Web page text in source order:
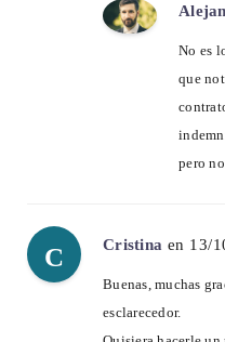
No es
que
pero
C Cristina en 13/
Buenas, muchas
esclarecedor.